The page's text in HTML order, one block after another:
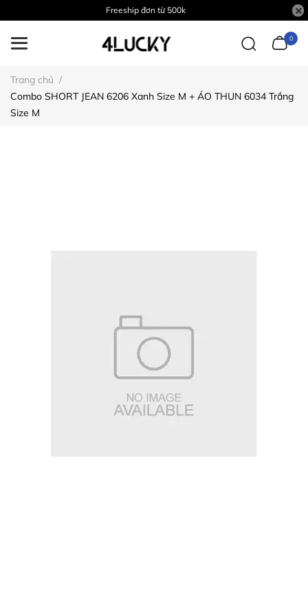
Freeship đơn từ 500k
0
Trang chủ /
Combo SHORT JEAN 6206 Xanh Size M + ÁO THUN 6034 Trắng
Size M